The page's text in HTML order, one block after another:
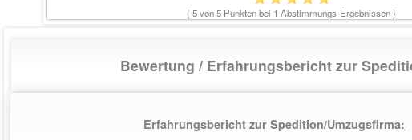
{ 5von 5 Punkten bei 1 Abstimmungs-Ergebnissen }
Bewertung / Erfahrungsbericht zur
Erfahrungsbericht zur Spedition/Umzugsfirma: